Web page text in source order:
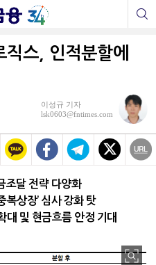
스, 인적분할에
이성규 기자
lsk0603@fntimes.com
조달 전략 다양화
복상장’ 심사 강화 탓
대 및 현금흐름 안정 기대